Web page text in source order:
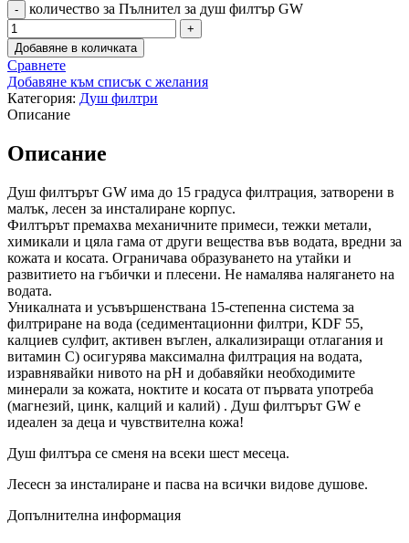
количество за Пълнител за душ филтър GW
Добавяне в количката
Сравнете
Добавяне към списък с желания
Категория: Душ филтри
Описание
Описание
Душ филтърът GW има до 15 градуса филтрация, затворени в
малък, лесен за инсталиране корпус.
Филтърът премахва механичните примеси, тежки метали,
химикали и цяла гама от други вещества във водата, вредни за
кожата и косата. Ограничава образуването на утайки и
развитието на гъбички и плесени. Не намалява налягането на
водата.
Уникалната и усъвършенствана 15-степенна система за
филтриране на вода (седиментационни филтри, KDF 55,
калциев сулфит, активен въглен, алкализиращи отлагания и
витамин С) осигурява максимална филтрация на водата,
изравнявайки нивото на pH и добавяйки необходимите
минерали за кожата, ноктите и косата от първата употреба
(магнезий, цинк, калций и калий) . Душ филтърът GW е
идеален за деца и чувствителна кожа!
Душ филтъра се сменя на всеки шест месеца.
Лесесн за инсталиране и пасва на всички видове душове.
Допълнителна информация